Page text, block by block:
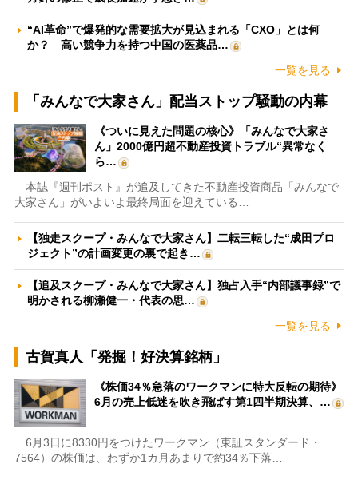
“AI革命”で爆発的な需要拡大が見込まれる「CXO」とは何
か？ 高い競争力を持つ中国の医薬品…
一覧を見る
「みんなで大家さん」配当ストップ騒動の内幕
《ついに見えた問題の核心》「みんなで大家さ
ん」2000億円超不動産投資トラブル“異常なく
ら…
本誌『週刊ポスト』が追及してきた不動産投資商品「みんなで
大家さん」がいよいよ最終局面を迎えている…
【独走スクープ・みんなで大家さん】二転三転した“成田プロ
ジェクト”の計画変更の裏で起き…
【追及スクープ・みんなで大家さん】独占入手“内部議事録”で
明かされる柳瀬健一・代表の思…
一覧を見る
古賀真人「発掘！好決算銘柄」
《株価34％急落のワークマンに特大反転の期待》
6月の売上低迷を吹き飛ばす第1四半期決算、…
6月3日に8330円をつけたワークマン（東証スタンダード・
7564）の株価は、わずか1カ月あまりで約34％下落…